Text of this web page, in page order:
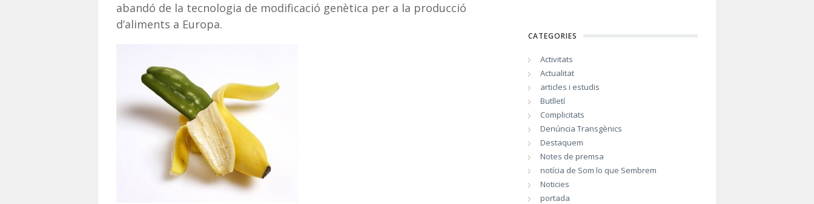
abandó de la tecnologia de modificació genètica per a la producció
d’aliments a Europa.
CATEGORIES
Activitats
Actualitat
articles i estudis
Butlletí
Complicitats
Denúncia Transgènics
Destaquem
Notes de premsa
notícia de Som lo que Sembrem
Noticies
portada